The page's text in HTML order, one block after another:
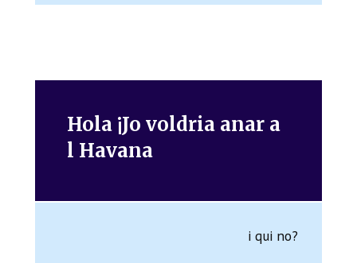
Hola ¡Jo voldria anar a
l Havana
i qui no?